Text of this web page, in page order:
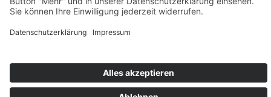
© 2025 avidere | Film & Kommunikation
Impressum